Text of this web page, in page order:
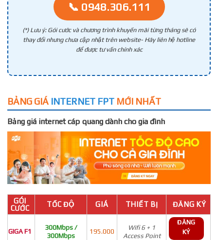
📞 0948.306.111
(*) Lưu ý: Gói cước và chương trình khuyến mãi từng tháng sẽ có
thay đổi nhưng chưa cập nhật trên website- Hãy liên hệ hotline
để được tư vấn chính xác
BẢNG GIÁ INTERNET FPT MỚI NHẤT
Bảng giá internet cáp quang dành cho gia đình
GÓI
CƯỚC
TỐC ĐỘ GIÁ THIẾT BỊ ĐĂNG KÝ
GIGA F1
300Mbps /
300Mbps
195.000
Wifi 6 + 1
Access Point
ĐĂNG
KÝ